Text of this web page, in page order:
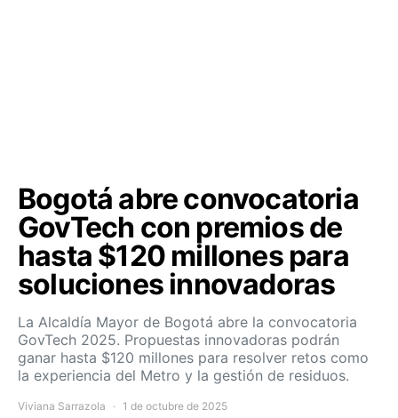
Bogotá abre convocatoria
GovTech con premios de
hasta $120 millones para
soluciones innovadoras
La Alcaldía Mayor de Bogotá abre la convocatoria
GovTech 2025. Propuestas innovadoras podrán
ganar hasta $120 millones para resolver retos como
la experiencia del Metro y la gestión de residuos.
Viviana Sarrazola 1 de octubre de 2025